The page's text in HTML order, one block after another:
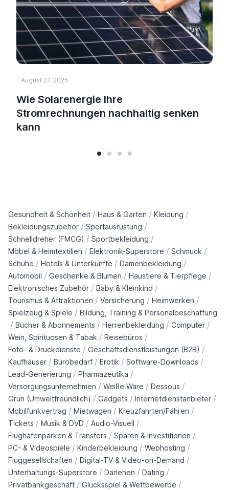
August 27, 2025
Wie Solarenergie Ihre
Stromrechnungen nachhaltig senken
kann
Gesundheit & Schönheit / Haus & Garten / Kleidung /
Bekleidungszubehör / Sportausrüstung /
Schnelldreher (FMCG) / Sportbekleidung /
Möbel & Heimtextilien / Elektronik-Superstore / Schmuck /
Schuhe / Hotels & Unterkünfte / Damenbekleidung /
Automobil / Geschenke & Blumen / Haustiere & Tierpflege /
Elektronisches Zubehör / Baby & Kleinkind /
Tourismus & Attraktionen / Versicherung / Heimwerken /
Spielzeug & Spiele / Bildung, Training & Personalbeschaffung
/ Bücher & Abonnements / Herrenbekleidung / Computer /
Wein, Spirituosen & Tabak / Reisebüros /
Foto- & Druckdienste / Geschäftsdienstleistungen (B2B) /
Kaufhäuser / Bürobedarf / Erotik / Software-Downloads /
Lead-Generierung / Pharmazeutika /
Versorgungsunternehmen / Weiße Ware / Dessous /
Grün (Umweltfreundlich) / Gadgets / Internetdienstanbieter /
Mobilfunkvertrag / Mietwagen / Kreuzfahrten/Fähren /
Tickets / Musik & DVD / Audio-Visuell /
Flughafenparken & Transfers / Sparen & Investitionen /
PC- & Videospiele / Kinderbekleidung / Webhosting /
Fluggesellschaften / Digital-TV & Video-on-Demand /
Unterhaltungs-Superstore / Darlehen / Dating /
Privatbankgeschäft / Glücksspiel & Wettbewerbe /